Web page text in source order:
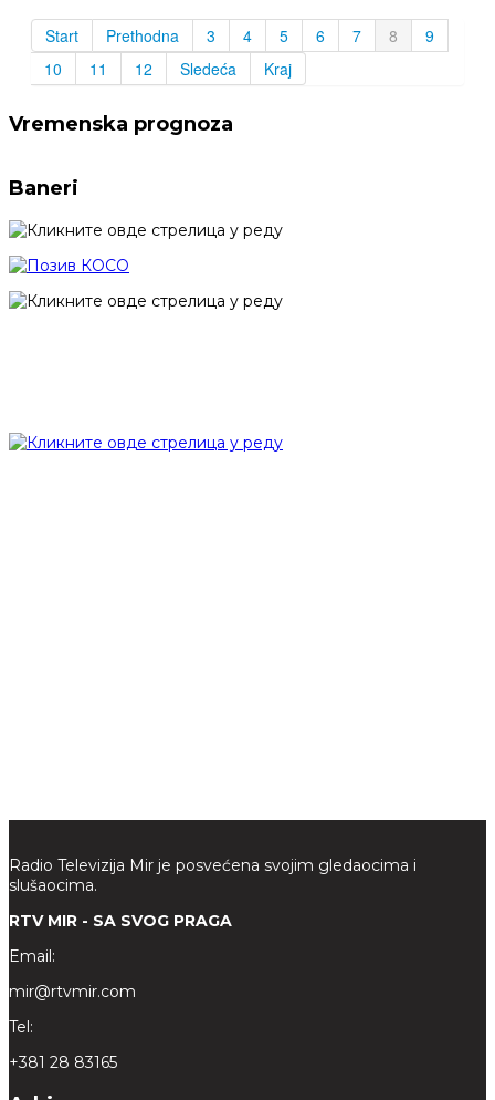
Start Prethodna 3 4 5 6 7 8
9
10
11 12 Sledeća Kraj
Vremenska prognoza
Baneri
Radio Televizija Mir je posvećena svojim gledaocima i
slušaocima.
RTV MIR - SA SVOG PRAGA
Email:
mir@rtvmir.com
Tel:
+381 28 83165